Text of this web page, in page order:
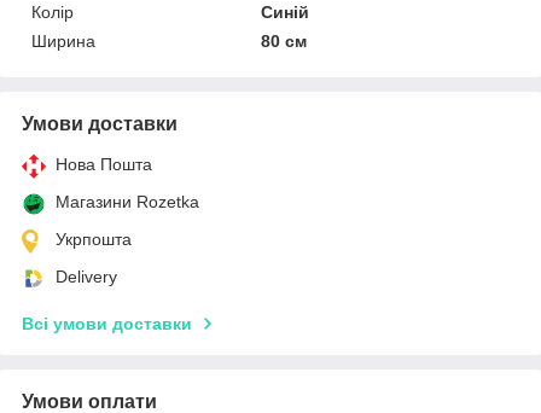
Колір
Синій
Ширина
80 см
Умови доставки
Нова Пошта
Магазини Rozetka
Укрпошта
Delivery
Всі умови доставки
Умови оплати